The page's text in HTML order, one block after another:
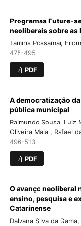
Programas Future-
neoliberais sobre as
Tamiris Possamai,
475-495
PDF
A democratização
pública municipal
Raimundo Sousa, Luiz
Oliveira Maia , Rafael
496-513
PDF
O avanço neoliberal
ensino, pesquisa e
Catarinense
Dalvana Silva da